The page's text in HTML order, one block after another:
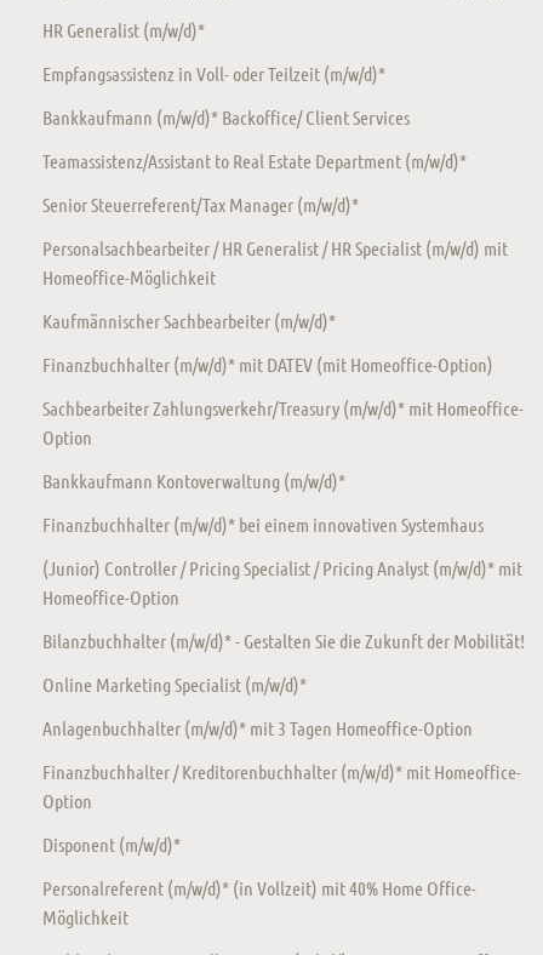
HR Generalist (m/w/d)*
Empfangsassistenz in Voll- oder Teilzeit (m/w/d)*
Bankkaufmann (m/w/d)* Backoffice/ Client Services
Teamassistenz/Assistant to Real Estate Department (m/w/d)*
Senior Steuerreferent/Tax Manager (m/w/d)*
Personalsachbearbeiter / HR Generalist / HR Specialist (m/w/d) mit
Homeoffice-Möglichkeit
Kaufmännischer Sachbearbeiter (m/w/d)*
Finanzbuchhalter (m/w/d)* mit DATEV (mit Homeoffice-Option)
Sachbearbeiter Zahlungsverkehr/Treasury (m/w/d)* mit Homeoffice-
Option
Bankkaufmann Kontoverwaltung (m/w/d)*
Finanzbuchhalter (m/w/d)* bei einem innovativen Systemhaus
(Junior) Controller / Pricing Specialist / Pricing Analyst (m/w/d)* mit
Homeoffice-Option
Bilanzbuchhalter (m/w/d)* - Gestalten Sie die Zukunft der Mobilität!
Online Marketing Specialist (m/w/d)*
Anlagenbuchhalter (m/w/d)* mit 3 Tagen Homeoffice-Option
Finanzbuchhalter / Kreditorenbuchhalter (m/w/d)* mit Homeoffice-
Option
Disponent (m/w/d)*
Personalreferent (m/w/d)* (in Vollzeit) mit 40% Home Office-
Möglichkeit